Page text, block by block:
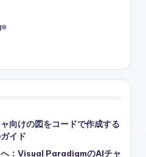
向けの図をコードで作成する
イド
：Visual ParadigmのAIチャ